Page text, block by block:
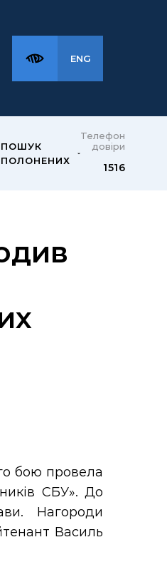
ENG
ПОШУК
ПОЛОНЕНИХ
Телефон
довіри
1516
бою провела
СБУ». До
Нагороди
Василь